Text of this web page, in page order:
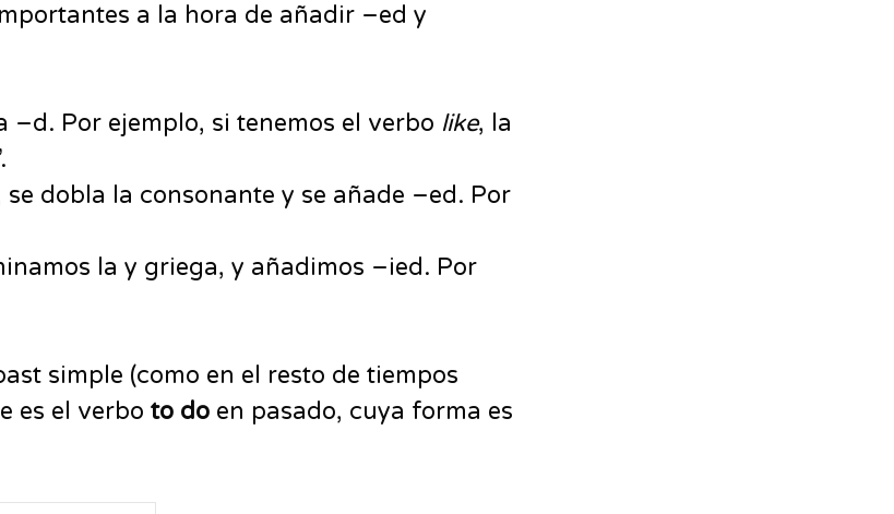
a la hora de añadir –ed y
–d. Por ejemplo, si tenemos el verbo like, la
dobla la consonante y se añade –ed. Por
la y griega, y añadimos –ied. Por
simple (como en el resto de tiempos
es el verbo to do en pasado, cuya forma es